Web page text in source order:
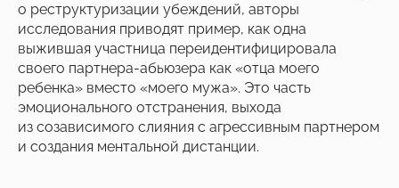
о реструктуризации убеждений, авторы
исследования приводят пример, как одна
выжившая участница переидентифицировала
своего партнера-абьюзера как «отца моего
ребенка» вместо «моего мужа». Это часть
эмоционального отстранения, выхода
из созависимого слияния с агрессивным партнером
и создания ментальной дистанции.